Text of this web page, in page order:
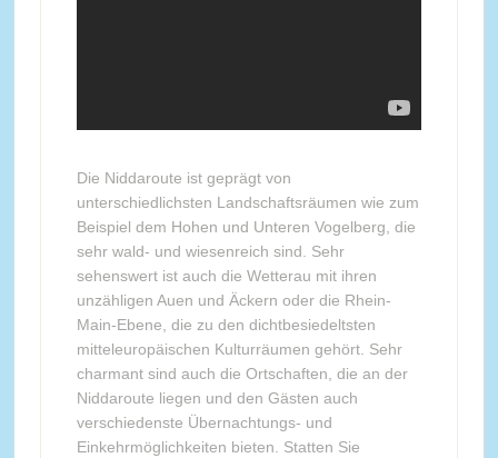
Die Niddaroute ist geprägt von
unterschiedlichsten Landschaftsräumen wie zum
Beispiel dem Hohen und Unteren Vogelberg, die
sehr wald- und wiesenreich sind. Sehr
sehenswert ist auch die Wetterau mit ihren
unzähligen Auen und Äckern oder die Rhein-
Main-Ebene, die zu den dichtbesiedeltsten
mitteleuropäischen Kulturräumen gehört. Sehr
charmant sind auch die Ortschaften, die an der
Niddaroute liegen und den Gästen auch
verschiedenste Übernachtungs- und
Einkehrmöglichkeiten bieten. Statten Sie